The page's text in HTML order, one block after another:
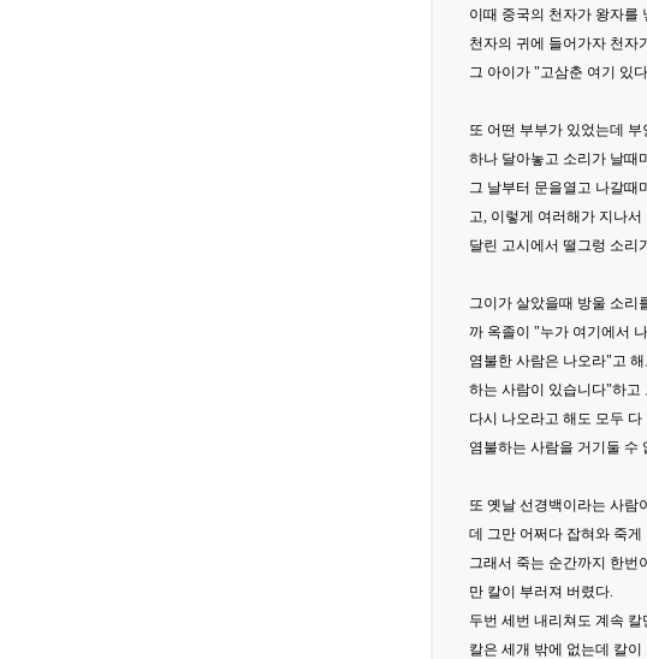
이때 중국의 천자가 왕자를
천자의 귀에 들어가자 천자
그 아이가 "고삼춘 여기 있
또 어떤 부부가 있었는데
하나 달아놓고 소리가 날때
그 날부터 문을열고 나갈때
고, 이렇게 여러해가 지나
달린 고시에서 떨그렁 소리
그이가 살았을때 방울 소리
까 옥졸이 "누가 여기에서
염불한 사람은 나오라"고
하는 사람이 있습니다"하고
다시 나오라고 해도 모두
염불하는 사람을 거기둘 수
또 옛날 선경백이라는 사람
데 그만 어쩌다 잡혀와 죽게
그래서 죽는 순간까지 한번
만 칼이 부러져 버렸다.
두번 세번 내리쳐도 계속
칼은 세개 밖에 없는데 칼